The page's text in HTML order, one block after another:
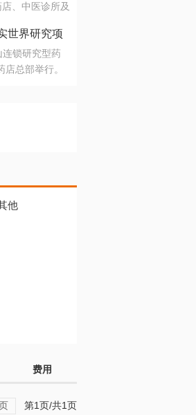
、终端运营
态，定义未
与小核酸的技
，让“实验
管、产业、资
、中医诊所及
世界研究项
锁研究型药
总部举行。
他
费用
第1页/共1页